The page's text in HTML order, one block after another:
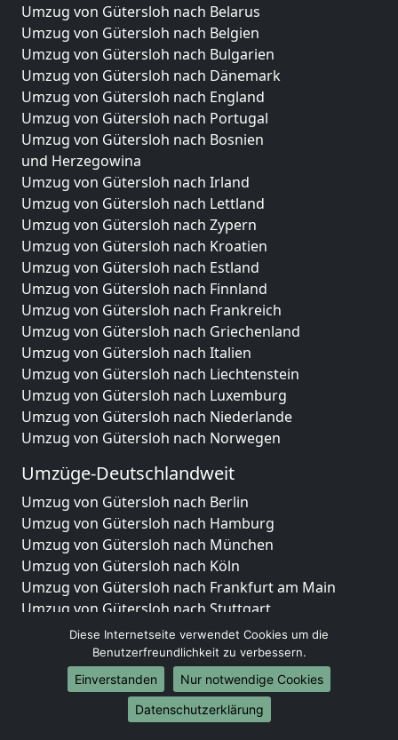
Umzug von Gütersloh nach Belarus
Umzug von Gütersloh nach Belgien
Umzug von Gütersloh nach Bulgarien
Umzug von Gütersloh nach Dänemark
Umzug von Gütersloh nach England
Umzug von Gütersloh nach Portugal
Umzug von Gütersloh nach Bosnien
und Herzegowina
Umzug von Gütersloh nach Irland
Umzug von Gütersloh nach Lettland
Umzug von Gütersloh nach Zypern
Umzug von Gütersloh nach Kroatien
Umzug von Gütersloh nach Estland
Umzug von Gütersloh nach Finnland
Umzug von Gütersloh nach Frankreich
Umzug von Gütersloh nach Griechenland
Umzug von Gütersloh nach Italien
Umzug von Gütersloh nach Liechtenstein
Umzug von Gütersloh nach Luxemburg
Umzug von Gütersloh nach Niederlande
Umzug von Gütersloh nach Norwegen
Umzüge-Deutschlandweit
Umzug von Gütersloh nach Berlin
Umzug von Gütersloh nach Hamburg
Umzug von Gütersloh nach München
Umzug von Gütersloh nach Köln
Umzug von Gütersloh nach Frankfurt am Main
Umzug von Gütersloh nach Stuttgart
Umzug von Gütersloh nach Düsseldorf
Umzug von Gütersloh nach Leipzig
Umzug von Gütersloh nach Dortmund
Umzug von Gütersloh nach Essen
Umzug von Gütersloh nach Bremen
Diese Internetseite verwendet Cookies um die
Benutzerfreundlichkeit zu verbessern.
Einverstanden
Nur notwendige Cookies
Datenschutzerklärung